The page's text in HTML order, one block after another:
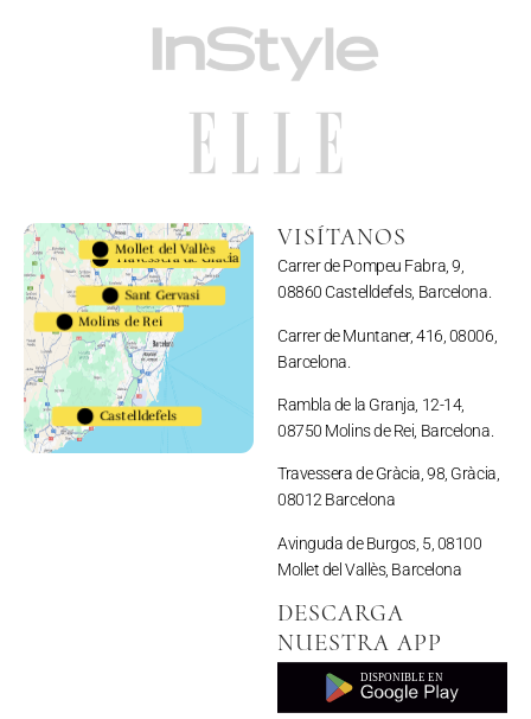
Travessera de Gràcia
Castelldefels
Sant Gervasi
Molins de Rei
Mollet del Vallès VISÍTANOS
Carrer de Pompeu Fabra, 9,
08860 Castelldefels, Barcelona.
Carrer de Muntaner, 416, 08006,
Barcelona.
Rambla de la Granja, 12-14,
08750 Molins de Rei, Barcelona.
Travessera de Gràcia, 98, Gràcia,
08012 Barcelona
Avinguda de Burgos, 5, 08100
Mollet del Vallès, Barcelona
DESCARGA
NUESTRA APP